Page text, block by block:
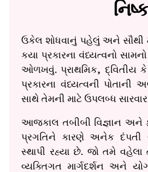
ઉકેલ શોધવાનું પહેલું અને
કયા પ્રકારના વંધ્યત્વનો
ઓળખવું. પ્રાથમિક, દ્વિતીય કે
પ્રકારના વંધ્યત્વની
સાથે તેમની માટે ઉપલબ્ધ
આજકાલ તબીબી વિજ્ઞાન અને
પ્રગતિને કારણે અનેક દંપતી
સ્થાપી રહ્યા છે. જો તમે વહેલા
વ્યક્તિગત માર્ગદર્શન અને